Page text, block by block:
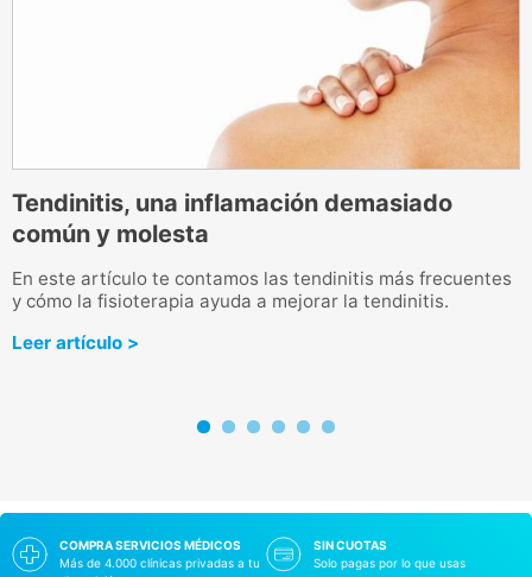
Tendinitis, una inflamación demasiado
común y molesta
En este artículo te contamos las tendinitis más frecuentes
y cómo la fisioterapia ayuda a mejorar la tendinitis.
Leer artículo >
COMPRA SERVICIOS MÉDICOS
Más de 4.000 clínicas privadas a tu
SIN CUOTAS
Solo pagas por lo que usas